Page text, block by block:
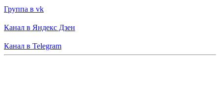
Группа в vk
Канал в Яндекс Дзен
Канал в Telegram